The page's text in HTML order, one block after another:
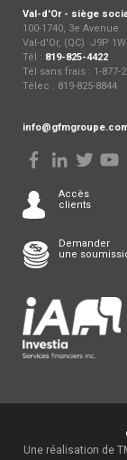
Val-d'Or - siège
100-1740, 3e Avenue
Val-d'Or, (QC) J9P
Tél : 819-825-4422
Tél sans frais : 1-877-
Télec : 819-825-8844
Accès
clients
Demander
une
Une réalisation de